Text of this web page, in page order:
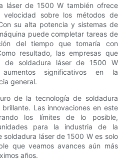
láser de 1500 W también ofrece
velocidad sobre los métodos de
su alta potencia y sistemas de
puede completar tareas de
del tiempo que tomaría con
resultado, las empresas que
de soldadura láser de 1500 W
significativos en la
general.
de la tecnología de soldadura
Las innovaciones en este
los límites de lo posible,
para la industria de la
soldadura láser de 1500 W es solo
que veamos avances aún más
años.